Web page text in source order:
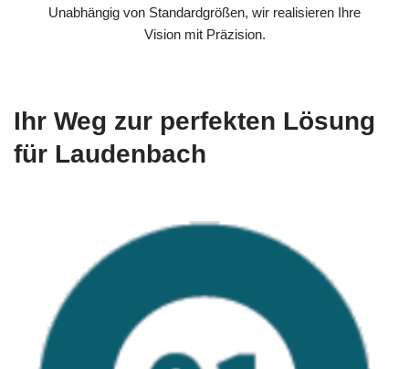
Unabhängig von Standardgrößen, wir realisieren Ihre
Vision mit Präzision.
Ihr Weg zur perfekten Lösung
für Laudenbach